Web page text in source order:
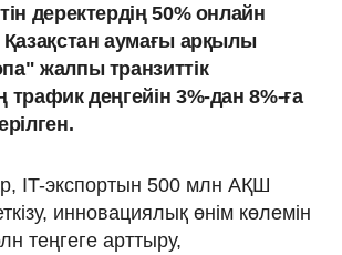
деректердің 50% онлайн
Қазақстан аумағы арқылы
жалпы транзиттік
трафик деңгейін 3%-дан 8%-ға
IT-экспортын 500 млн АҚШ
инновациялық өнім көлемін
теңгеге арттыру,